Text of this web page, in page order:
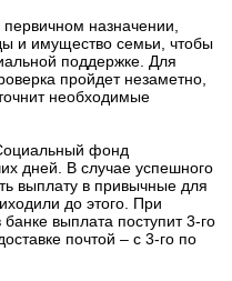
назначении,
и имущество семьи, чтобы
поддержке. Для
пройдет незаметно,
необходимые
фонд
дней. В случае успешного
выплату в привычные для
до этого. При
выплата поступит 3-го
почтой – с 3-го по